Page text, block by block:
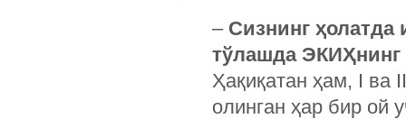
–Сизнинг ҳолатда
тўлашда ЭКИҲнинг
Ҳақиқатан ҳам, I ва
олинган ҳар бир ой